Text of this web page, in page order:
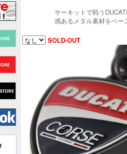
サーキットで戦う
感あるメタル素材をベ
SOLD-OUT